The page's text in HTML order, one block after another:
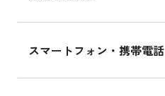
スマートフォン・携帯電話